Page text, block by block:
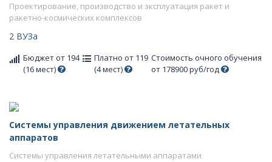
Проектирование, производство и эксплуатация ракет и
ракетно-космических комплексов
2 ВУЗа
Бюджет от 194
(16 мест)
Платно от 119
(4 мест)
Стоимость очного обучения
от 178900 руб/год
Системы управления движением летательных
аппаратов
Системы управления летательными аппаратами